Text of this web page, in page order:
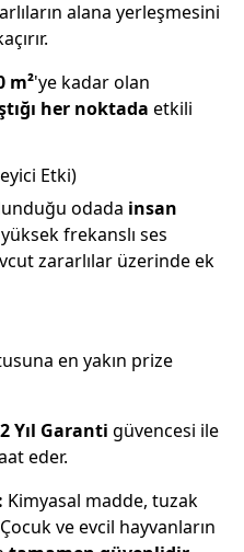
alana yerleşmesini
m²'ye kadar olan
her noktada etkili
Etki)
odada insan
yüksek frekanslı ses
zararlılar üzerinde ek
en yakın prize
2 Yıl Garanti güvencesi ile
eder.
Kimyasal madde, tuzak
ve evcil hayvanların